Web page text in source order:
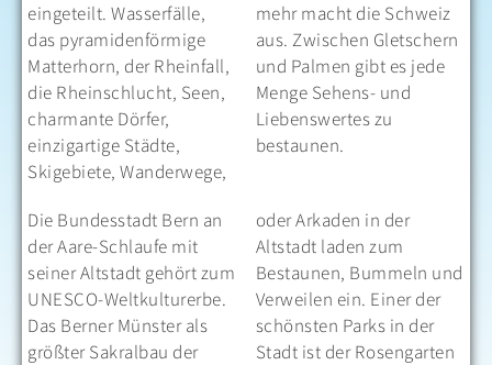
eingeteilt. Wasserfälle,
das pyramidenförmige
Matterhorn, der Rheinfall,
die Rheinschlucht, Seen,
charmante Dörfer,
einzigartige Städte,
Skigebiete, Wanderwege,
mehr macht die Schweiz
aus. Zwischen Gletschern
und Palmen gibt es jede
Menge Sehens- und
Liebenswertes zu
bestaunen.
Die Bundesstadt Bern an
der Aare-Schlaufe mit
seiner Altstadt gehört zum
UNESCO-Weltkulturerbe.
Das Berner Münster als
größter Sakralbau der
oder Arkaden in der
Altstadt laden zum
Bestaunen, Bummeln und
Verweilen ein. Einer der
schönsten Parks in der
Stadt ist der Rosengarten